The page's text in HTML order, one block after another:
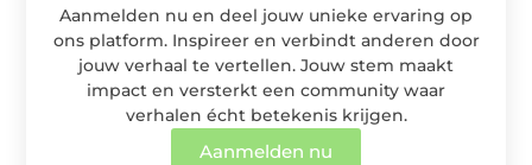
Aanmelden nu en deel jouw unieke ervaring op
ons platform. Inspireer en verbindt anderen door
jouw verhaal te vertellen. Jouw stem maakt
impact en versterkt een community waar
verhalen écht betekenis krijgen.
Aanmelden nu